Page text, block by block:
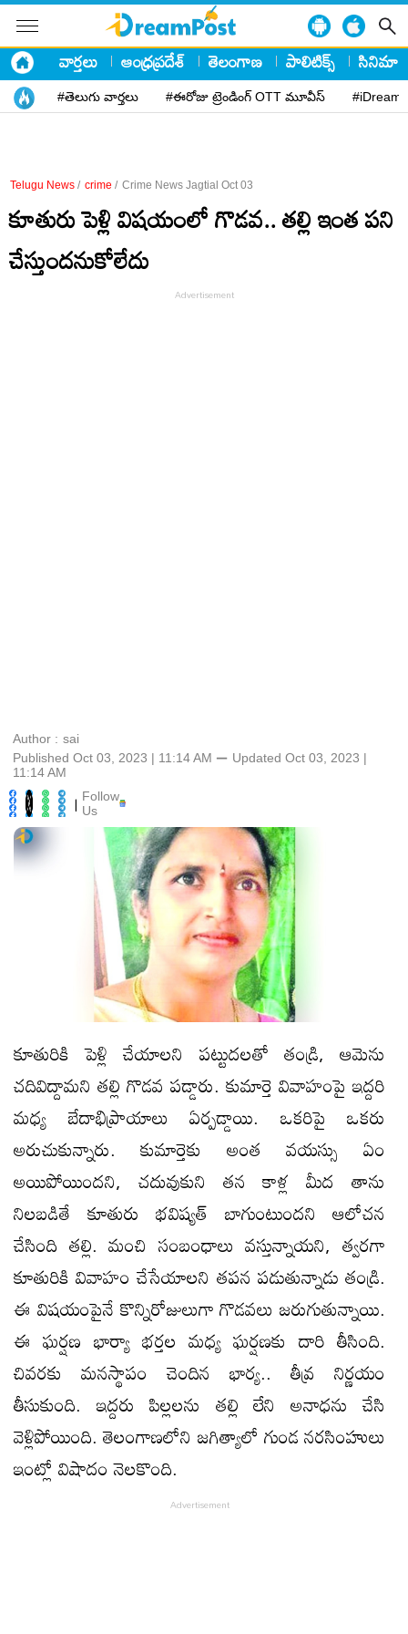
వార్తలు ఆంధ్రప్రదేశ్ తెలంగాణ పాలిటిక్స్ సినిమా
#తెలుగు వార్తలు #ఈరోజు ట్రెండింగ్ OTT మూవీస్
Telugu News / crime / Crime News Jagtial Oct 03
కూతురు పెళ్లి విషయంలో గొడవ.. తల్లి ఇంత పని
చేస్తుందనుకోలేదు
Author : sai
Published Oct 03, 2023 | 11:14 AM ⚊ Updated Oct 03, 2023 |
11:14 AM
| Follow
Us
కూతురికి పెళ్లి చేయాలని పట్టుదలతో తండ్రి, ఆమెను
చదివిద్దామని తల్లి గొడవ పడ్డారు. కుమార్తె వివాహంపై ఇద్దరి
మధ్య బేదాభిప్రాయాలు ఏర్పడ్డాయి. ఒకరిపై ఒకరు
అరుచుకున్నారు. కుమార్తెకు అంత వయస్సు ఏం
అయిపోయిందని, చదువుకుని తన కాళ్ల మీద తాను
నిలబడితే కూతురు భవిష్యత్ బాగుంటుందని ఆలోచన
చేసింది తల్లి. మంచి సంబంధాలు వస్తున్నాయని, త్వరగా
కూతురికి వివాహం చేసేయాలని తపన పడుతున్నాడు తండ్రి.
ఈ విషయంపైనే కొన్నిరోజులుగా గొడవలు జరుగుతున్నాయి.
ఈ ఘర్షణ భార్యా భర్తల మధ్య ఘర్షణకు దారి తీసింది.
చివరకు మనస్థాపం చెందిన భార్య.. తీవ్ర నిర్ణయం
తీసుకుంది. ఇద్దరు పిల్లలను తల్లి లేని అనాధను చేసి
వెళ్లిపోయింది. తెలంగాణలోని జగిత్యాలో గుండ నరసింహులు
ఇంట్లో విషాదం నెలకొంది.